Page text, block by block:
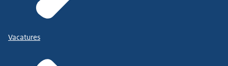
Vacatures